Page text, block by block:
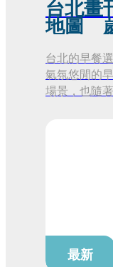
台北畫
地圖
台北的早餐
氣氛悠閒的
場景，也隨
最新